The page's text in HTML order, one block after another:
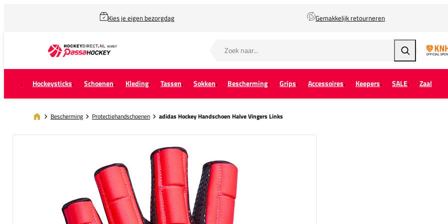
Kies je eigen bezorgdag Gemakkelijk retourneren
Zoeken
Hockeysticks Schoenen Kleding Tassen Sokken Bescherming Grips Accessoires Keepers SALE Zaal
Bescherming Protectiehandschoenen adidas Hockey Handschoen Halve Vingers Links